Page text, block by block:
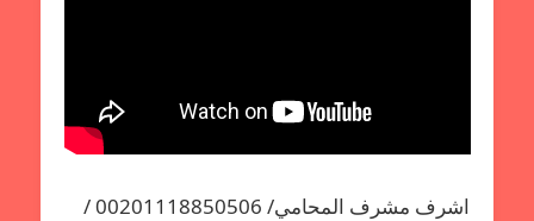
اشرف مشرف المحامي/ 00201118850506 /